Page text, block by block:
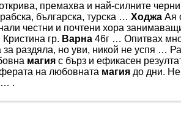
премахва и най-силните черни
българска, турска … Ходжа Ая
честни и почтени хора
гр. Варна 46г … Опитвах
за раздяла, но уви, никой не успя …
магия с бърз и ефикасен
на любовната магия до дни. Не
… .